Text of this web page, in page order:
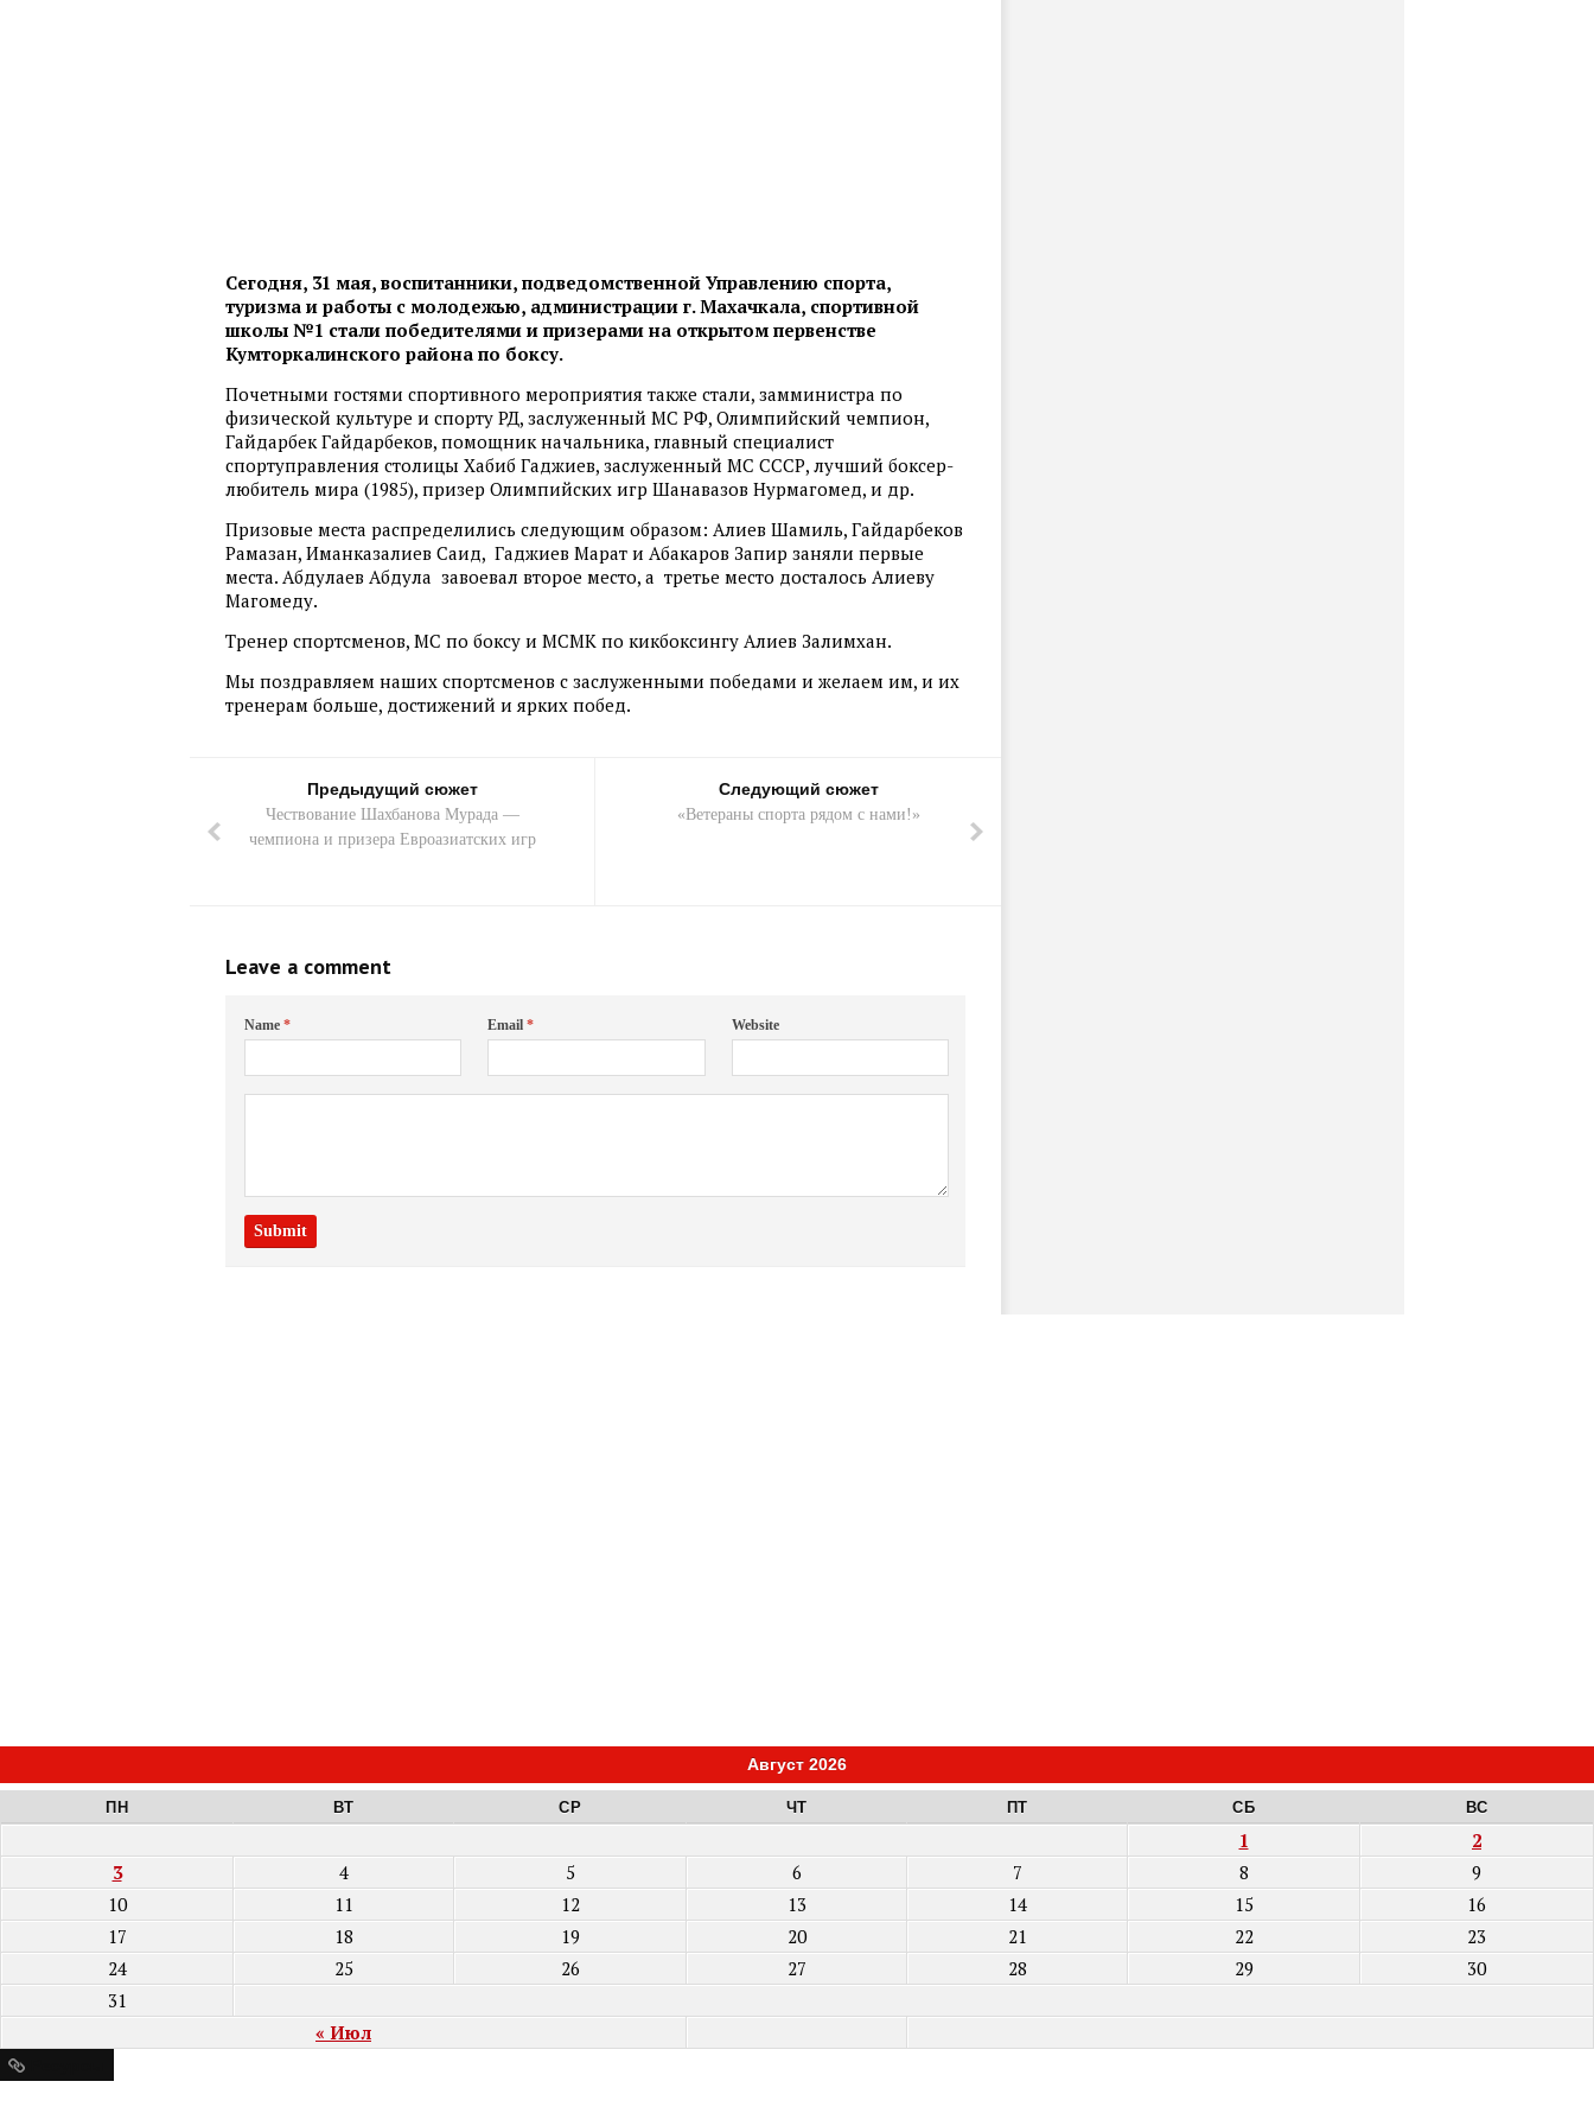
Сегодня, 31 мая, воспитанники, подведомственной Управлению спорта,
туризма и работы с молодежью, администрации г. Махачкала, спортивной
школы №1 стали победителями и призерами на открытом первенстве
Кумторкалинского района по боксу.
Почетными гостями спортивного мероприятия также стали, замминистра по
физической культуре и спорту РД, заслуженный МС РФ, Олимпийский чемпион,
Гайдарбек Гайдарбеков, помощник начальника, главный специалист
спортуправления столицы Хабиб Гаджиев, заслуженный МС СССР, лучший боксер-
любитель мира (1985), призер Олимпийских игр Шанавазов Нурмагомед, и др.
Призовые места распределились следующим образом: Алиев Шамиль, Гайдарбеков
Рамазан, Иманказалиев Саид, Гаджиев Марат и Абакаров Запир заняли первые
места. Абдулаев Абдула завоевал второе место, а третье место досталось Алиеву
Магомеду.
Тренер спортсменов, МС по боксу и МСМК по кикбоксингу Алиев Залимхан.
Мы поздравляем наших спортсменов с заслуженными победами и желаем им, и их
тренерам больше, достижений и ярких побед.
Предыдущий сюжет
Чествование Шахбанова Мурада —
чемпиона и призера Евроазиатских игр
Следующий сюжет
«Ветераны спорта рядом с нами!»
Leave a comment
Name* Email* Website
Август 2026
ПН ВТ СР ЧТ ПТ СБ ВС
« Июл
1
2
3
4 5 6 7 8
9
10
11 12 13 14 15
16
17
18 19 20 21 22
23
24
25 26 27 28 29
30
31